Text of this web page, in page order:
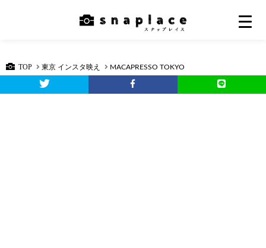
TOP 東京 インスタ映え MACAPRESSO TOKYO